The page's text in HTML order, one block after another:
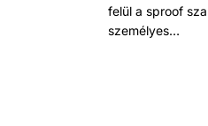
felül a sproof
személyes…